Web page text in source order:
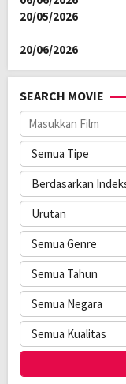
20/05/2026
20/06/2026
SEARCH MOVIE